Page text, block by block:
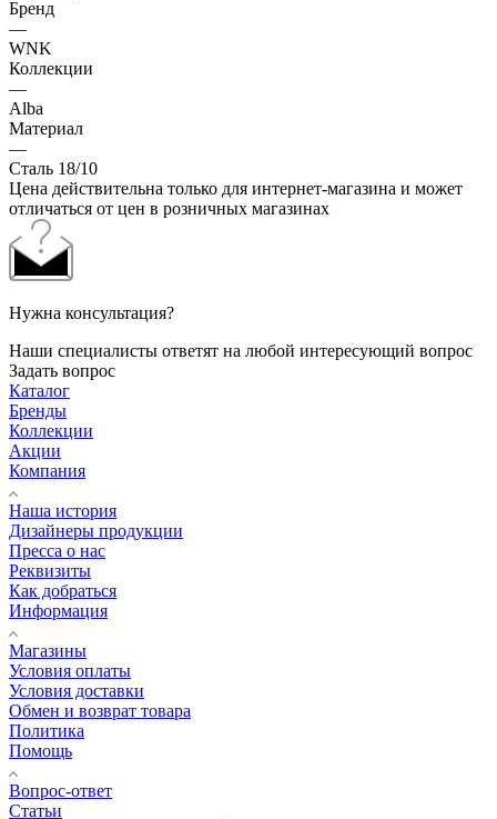
Бренд
—
WNK
Коллекции
—
Alba
Материал
—
Сталь 18/10
Цена действительна только для интернет-магазина и может
отличаться от цен в розничных магазинах
Нужна консультация?
Наши специалисты ответят на любой интересующий вопрос
Задать вопрос
Каталог
Бренды
Коллекции
Акции
Компания
Наша история
Дизайнеры продукции
Пресса о нас
Реквизиты
Как добраться
Информация
Магазины
Условия оплаты
Условия доставки
Обмен и возврат товара
Политика
Помощь
Вопрос-ответ
Статьи